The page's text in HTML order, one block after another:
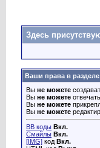
Здесь
Ваши права в разделе
Вы не можете
Вы не можете
Вы не можете
Вы не можете
BB коды Вкл.
Смайлы Вкл.
[IMG] код Вкл.